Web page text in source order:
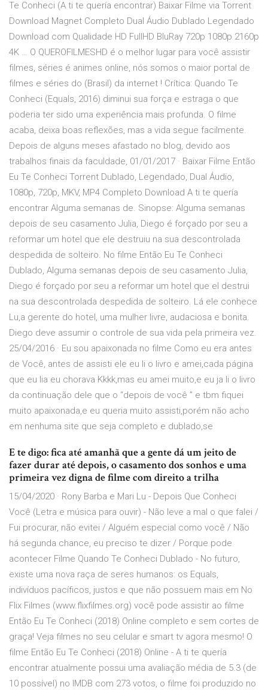
Te Conheci (A ti te quería encontrar) Baixar Filme via Torrent
Download Magnet Completo Dual Áudio Dublado Legendado
Download com Qualidade HD FullHD BluRay 720p 1080p 2160p
4K … O QUEROFILMESHD é o melhor lugar para você assistir
filmes, séries é animes online, nós somos o maior portal de
filmes e séries do (Brasil) da internet ! Crítica: Quando Te
Conheci (Equals, 2016) diminui sua força e estraga o que
poderia ter sido uma experiência mais profunda. O filme
acaba, deixa boas reflexões, mas a vida segue facilmente.
Depois de alguns meses afastado no blog, devido aos
trabalhos finais da faculdade, 01/01/2017 · Baixar Filme Então
Eu Te Conheci Torrent Dublado, Legendado, Dual Áudio,
1080p, 720p, MKV, MP4 Completo Download A ti te quería
encontrar Alguma semanas de. Sinopse: Alguma semanas
depois de seu casamento Julia, Diego é forçado por seu a
reformar um hotel que ele destruiu na sua descontrolada
despedida de solteiro. No filme Então Eu Te Conheci
Dublado, Alguma semanas depois de seu casamento Julia,
Diego é forçado por seu a reformar um hotel que el destrui
na sua descontrolada despedida de solteiro. Lá ele conhece
Lu,a gerente do hotel, uma mulher livre, audaciosa e bonita.
Diego deve assumir o controle de sua vida pela primeira vez.
25/04/2016 · Eu sou apaixonada no filme Como eu era antes
de Você, antes de assisti ele eu li o livro e amei,cada página
que eu lia eu chorava Kkkk,mas eu amei muito,e eu ja li o livro
da continuação dele que o “depois de você ” e tbm fiquei
muito apaixonada,e eu queria muito assisti,porém não acho
em nenhuma site que seja completo e dublado,se
E te digo: fica até amanhã que a gente dá um jeito de
fazer durar até depois, o casamento dos sonhos e uma
primeira vez digna de filme com direito a trilha
15/04/2020 · Rony Barba e Mari Lu - Depois Que Conheci
Você (Letra e música para ouvir) - Não leve a mal o que falei /
Fui procurar, não evitei / Alguém especial como você / Não
há segunda chance, eu preciso te dizer / Porque pode
acontecer Filme Quando Te Conheci Dublado - No futuro,
existe uma nova raça de seres humanos: os Equals,
indivíduos pacíficos, justos e que não possuem mais em No
Flix Filmes (www.flixfilmes.org) você pode assistir ao filme
Então Eu Te Conheci (2018) Online completo e sem cortes de
graça! Veja filmes no seu celular e smart tv agora mesmo! O
filme Então Eu Te Conheci (2018) Online - A ti te quería
encontrar atualmente possui uma avaliação média de 5.3 (de
10 possível) no IMDB com 273 votos, o filme foi produzido no